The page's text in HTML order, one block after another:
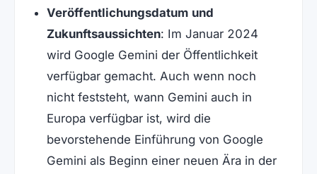
Veröffentlichungsdatum und
Zukunftsaussichten: Im Januar 2024
wird Google Gemini der Öffentlichkeit
verfügbar gemacht. Auch wenn noch
nicht feststeht, wann Gemini auch in
Europa verfügbar ist, wird die
bevorstehende Einführung von Google
Gemini als Beginn einer neuen Ära in der